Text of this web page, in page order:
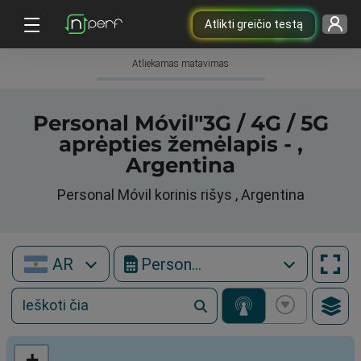
Atlikti greičio testą
Atliekamas matavimas
Personal Móvil"3G / 4G / 5G
aprėpties žemėlapis - ,
Argentina
Personal Móvil korinis rišys , Argentina
AR Personal Móvil